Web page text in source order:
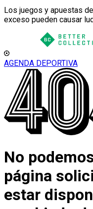
Los juegos y apuestas
exceso pueden causar
AGENDA DEPORTIVA
No
página
estar